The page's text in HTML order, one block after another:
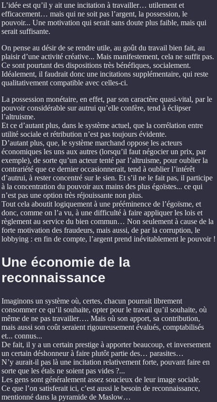
L’idée est qu’il y ait une incitation à travailler… utilement et
efficacement… mais qui ne soit pas l’argent, la possession, le
pouvoir... Une motivation qui serait sans doute plus faible, mais qui
serait suffisante.
On pense au désir de se rendre utile, au goût du travail bien fait, au
plaisir d’une activité créative... Mais manifestement, cela ne suffit pas.
Ce sont pourtant des dispositions très bénéfiques, socialement.
Idéalement, il faudrait donc une incitations supplémentaire, qui reste
qualitativement compatible avec celles-ci.
La possession monétaire, en effet, par son caractère quasi-vital, par le
pouvoir considérable sur autrui qu’elle confère, tend à éclipser
l’altruisme.
Et ce d’autant plus, dans le système actuel, que la corrélation entre
utilité sociale et rétribution n’est pas toujours évidente.
D’autant plus, que, le système marchand oppose les acteurs
économiques les uns aux autres (lorsqu’il faut négocier un prix, par
exemple), de sorte qu’un acteur tenté par l’altruisme, pour oublier la
contrariété que ce dernier occasionnerait, tend à oublier l’intérêt
d’autrui, à rester concentré sur le sien. Et s’il ne le fait pas, il participe
à la concentration du pouvoir aux mains des plus égoïstes... ce qui
n’est pas une option très réjouissante non plus.
Tout cela aboutit logiquement à une prééminence de l’égoïsme, et
donc, comme on l’a vu, à une difficulté à faire appliquer les lois et
règlement au service du bien commun… Non seulement à cause de la
forte motivation des fraudeurs, mais aussi, de par la corruption, le
lobbying : en fin de compte, l’argent prend inévitablement le pouvoir !
Une économie de la
reconnaissance
Imaginons un système où, certes, chacun pourrait librement
consommer ce qu’il souhaite, opter pour le travail qu’il souhaite, où
même de ne pas travailler…. Mais où son apport, sa contribution,
mais aussi son coût seraient rigoureusement évalués, comptabilisés
et... connus...
De fait, il y a un certain prestige à apporter beaucoup, et inversement
un certain déshonneur à faire plutôt partie des… parasites…
N’y aurait-il pas là une incitation relativement forte, pouvant faire en
sorte que les étals ne soient pas vides ?...
Les gens sont généralement assez soucieux de leur image sociale.
Ce que l’on satisferait ici, c’est aussi le besoin de reconnaissance,
mentionné dans la pyramide de Maslow…